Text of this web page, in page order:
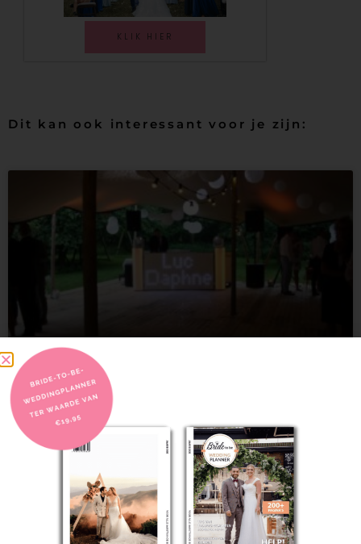
KLIK HIER
Dit kan ook interessant voor je zijn:
Let’s have a party!
Het allerbelangrijkste op een goed feest is natuurlijk de muziek!
LEES VERDER